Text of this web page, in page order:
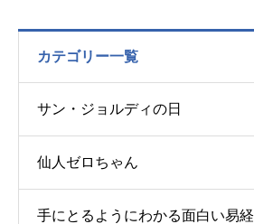
カテゴリー一覧
サン・ジョルディの日
仙人ゼロちゃん
手にとるようにわかる面白い易経